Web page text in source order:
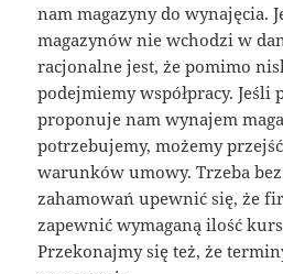
nam magazyny do wynajęcia.
magazynów nie wchodzi w
racjonalne jest, że pomimo
podejmiemy współpracy. Jeśli
proponuje nam wynajem
potrzebujemy, możemy
warunków umowy. Trzeba
zahamowań upewnić się, że
zapewnić wymaganą ilość
Przekonajmy się też, że